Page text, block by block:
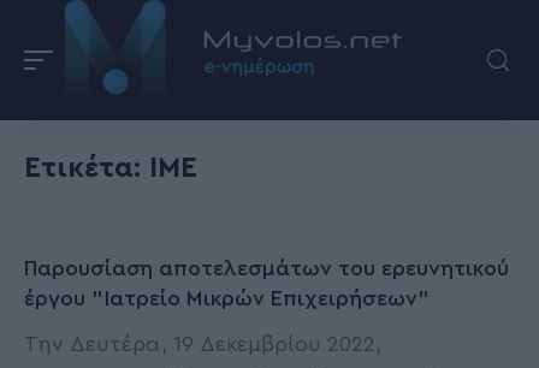
Ετικέτα: ΙΜΕ
Παρουσίαση αποτελεσμάτων του ερευνητικού
έργου "Ιατρείο Μικρών Επιχειρήσεων"
Την Δευτέρα, 19 Δεκεμβρίου 2022,